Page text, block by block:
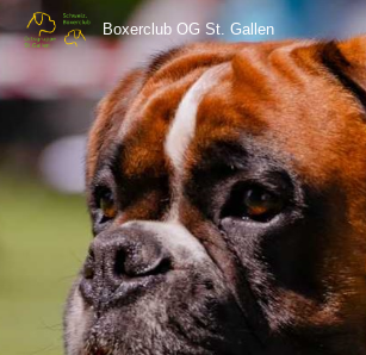
Boxerclub OG St. Gallen